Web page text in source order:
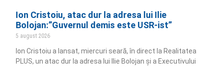
Ion Cristoiu, atac dur la adresa lui Ilie
Bolojan:”Guvernul demis este USR-ist”
5 august 2026
Ion Cristoiu a lansat, miercuri seară, în direct la Realitatea
PLUS, un atac dur la adresa lui Ilie Bolojan și a Executivului